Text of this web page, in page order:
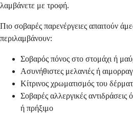
λαμβάνετε με τροφή.
Πιο σοβαρές παρενέργειες απαιτούν
περιλαμβάνουν:
Σοβαρός πόνος στο στομάχι ή
Ασυνήθιστες μελανιές ή
Κίτρινος χρωματισμός του
Σοβαρές αλλεργικές
ή πρήξιμο